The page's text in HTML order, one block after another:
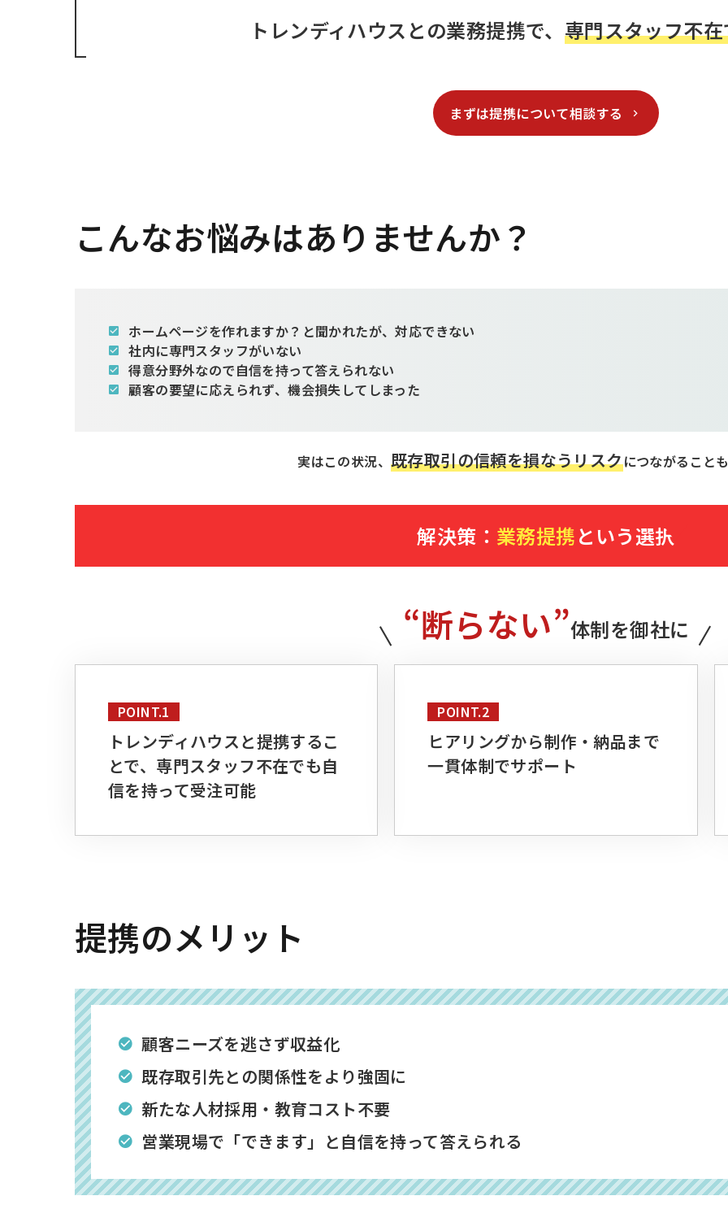
トレンディハウスとの業務提携で、 専門スタッフ不
まずは提携について相談する
こんなお悩みはありませんか？
ホームページを作れますか？と聞かれたが、対応できない
社内に専門スタッフがいない
得意分野外なので自信を持って答えられない
顧客の要望に応えられず、機会損失してしまった
実はこの状況、 既存取引の信頼を損なうリスクにつながることも
解決策： 業務提携という選択
“断らない”体制を御社に
POINT.1
トレンディハウスと提携するこ
とで、専門スタッフ不在でも自
信を持って受注可能
POINT.2
ヒアリングから制作・納品まで
一貫体制でサポート
提携のメリット
顧客ニーズを逃さず収益化
既存取引先との関係性をより強固に
新たな人材採用・教育コスト不要
営業現場で「できます」と自信を持って答えられる